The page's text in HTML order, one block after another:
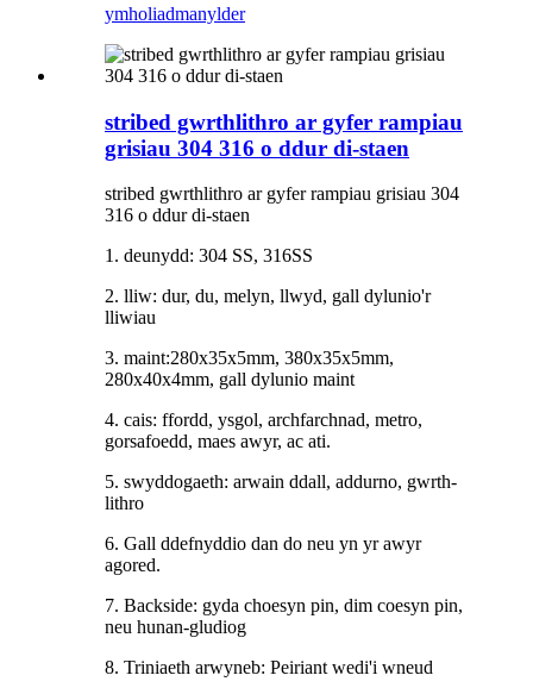
ymholiadmanylder
stribed gwrthlithro ar gyfer rampiau
grisiau 304 316 o ddur di-staen
stribed gwrthlithro ar gyfer rampiau grisiau 304
316 o ddur di-staen
1. deunydd: 304 SS, 316SS
2. lliw: dur, du, melyn, llwyd, gall dylunio'r
lliwiau
3. maint:280x35x5mm, 380x35x5mm,
280x40x4mm, gall dylunio maint
4. cais: ffordd, ysgol, archfarchnad, metro,
gorsafoedd, maes awyr, ac ati.
5. swyddogaeth: arwain ddall, addurno, gwrth-
lithro
6. Gall ddefnyddio dan do neu yn yr awyr
agored.
7. Backside: gyda choesyn pin, dim coesyn pin,
neu hunan-gludiog
8. Triniaeth arwyneb: Peiriant wedi'i wneud